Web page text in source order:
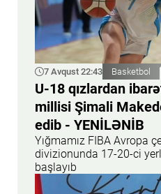
7 Avqust 22:43 Basketbol
U-18 qızlardan
millisi Şimali
edib - YENİLƏNİB
Yığmamız FIBA Avropa
divizionunda 17-20-ci
başlayıb